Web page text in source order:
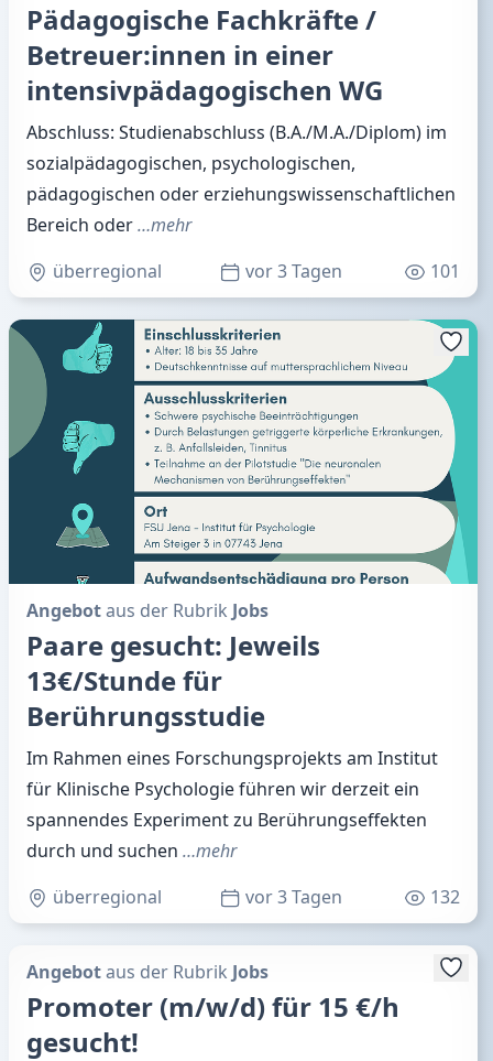
Pädagogische Fachkräfte /
Betreuer:innen in einer
intensivpädagogischen WG
Abschluss: Studienabschluss (B.A./M.A./Diplom) im
sozialpädagogischen, psychologischen,
pädagogischen oder erziehungswissenschaftlichen
Bereich oder…mehr
überregional
vor 3 Tagen 101
Angebotaus der Rubrik Jobs
Paare gesucht: Jeweils
13€/Stunde für
Berührungsstudie
Im Rahmen eines Forschungsprojekts am Institut
für Klinische Psychologie führen wir derzeit ein
spannendes Experiment zu Berührungseffekten
durch und suchen …mehr
überregional
vor 3 Tagen 132
Angebotaus der Rubrik Jobs
Promoter (m/w/d) für 15 €/h
gesucht!